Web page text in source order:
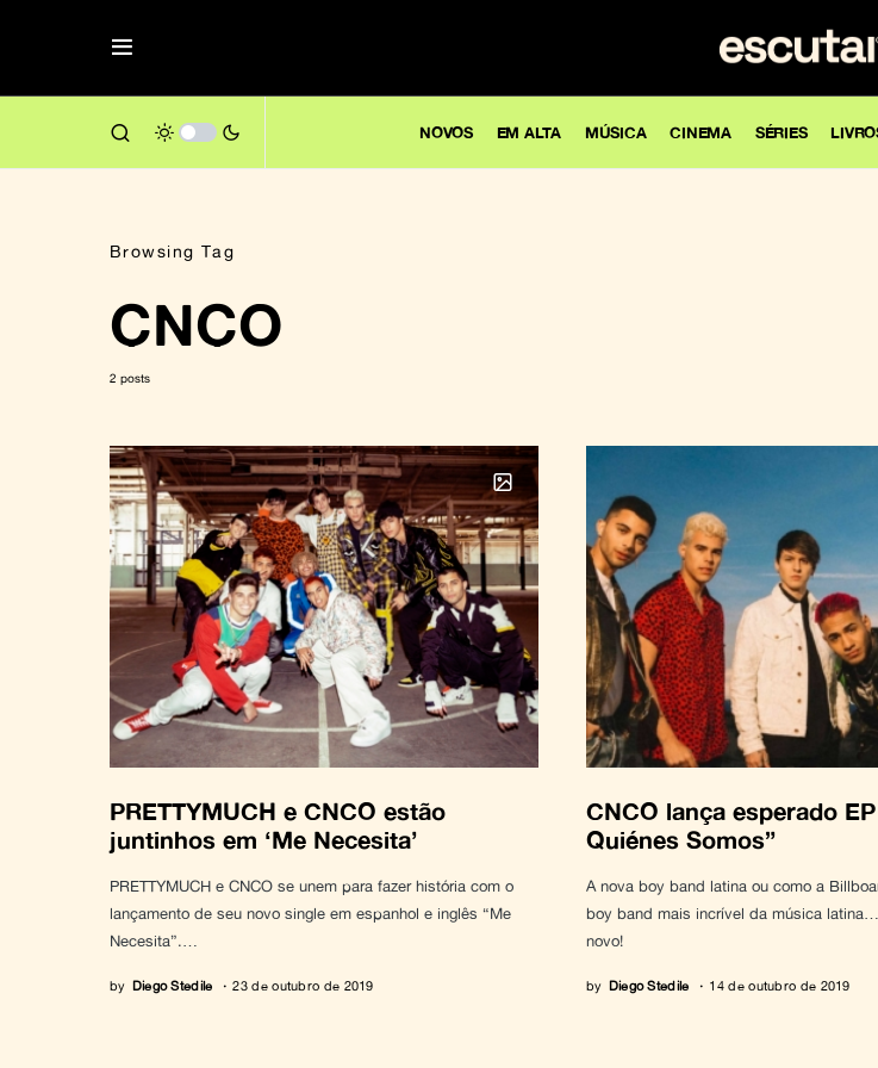
NOVOS EM ALTA MÚSICA CINEMA SÉRIES
Browsing Tag
CNCO
2 posts
PRETTYMUCH e CNCO estão
juntinhos em ‘Me Necesita’
PRETTYMUCH e CNCO se unem para fazer história com o
lançamento de seu novo single em espanhol e inglês “Me
Necesita”.…
by Diego Stedile 23 de outubro de 2019
CNCO lança esperado
Quiénes Somos”
A nova boy band latina ou como a
boy band mais incrível da música
novo!
by Diego Stedile 14 de outubro de 2019